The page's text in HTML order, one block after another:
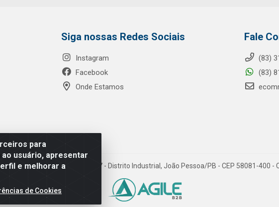
para
usuário, apresentar
e melhorar a
de Cookies
Siga nossas Redes Sociais
Instagram
Facebook
Onde Estamos
Fale
(83)
(83)
Hortêncio Ribeiro de Luna, 3777 - Distrito Industrial, João Pessoa/PB - CEP 58081-400 -